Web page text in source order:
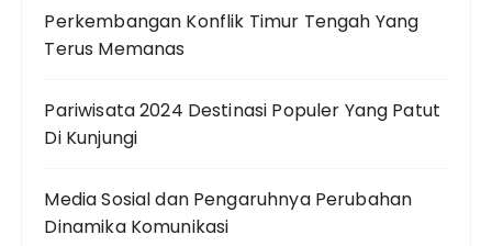
Perkembangan Konflik Timur Tengah Yang
Terus Memanas
Pariwisata 2024 Destinasi Populer Yang Patut
Di Kunjungi
Media Sosial dan Pengaruhnya Perubahan
Dinamika Komunikasi